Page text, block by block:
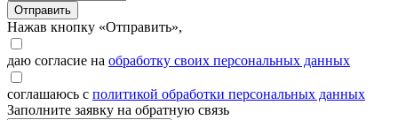
Отправить
Нажав кнопку «Отправить»,
даю согласие на обработку своих персональных данных
соглашаюсь с политикой обработки персональных данных
Заполните заявку на обратную связь